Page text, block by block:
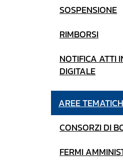
SOSPENSIONE
RIMBORSI
NOTIFICA ATTI
DIGITALE
AREE
CONSORZI DI
FERMI